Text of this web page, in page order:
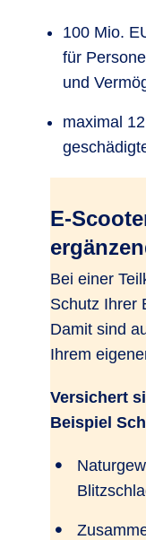
100 Mio.
für
und
maximal
E-
Bei einer
Schutz Ihrer
Damit sind
Ihrem
Versichert
Beispiel